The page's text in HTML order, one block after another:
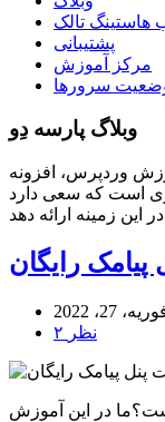
هاستینگ تالک
پشتیبانی
مرکز آموزش
سرورها
وبلاگ پارسه دِو
وردپرس، افزونه
است که سعی دارد
رایگان
27، 2022
۲ نظر
در این آموزش